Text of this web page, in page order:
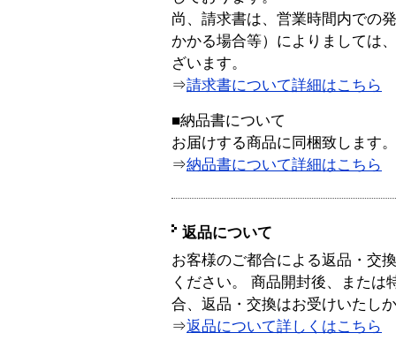
尚、請求書は、営業時間内での
かかる場合等）によりましては
ざいます。
⇒請求書について詳細はこちら
■納品書について
お届けする商品に同梱致します。
⇒納品書について詳細はこちら
返品について
お客様のご都合による返品・交
ください。 商品開封後、または
合、返品・交換はお受けいたし
⇒返品について詳しくはこちら